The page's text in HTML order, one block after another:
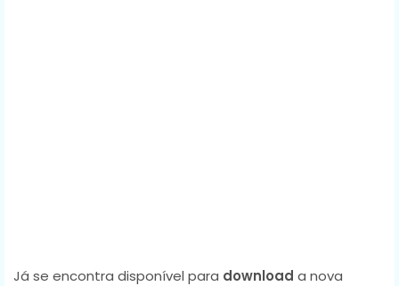
Já se encontra disponível para download a nova